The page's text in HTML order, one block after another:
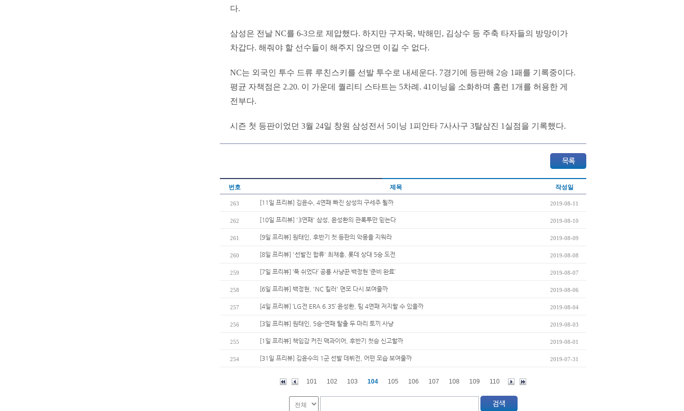
다.
삼성은 전날 NC를 6-3으로 제압했다. 하지만 구자욱, 박해민, 김상수 등 주축 타자들의 방망이가
차갑다. 해줘야 할 선수들이 해주지 않으면 이길 수 없다.
NC는 외국인 투수 드류 루친스키를 선발 투수로 내세운다. 7경기에 등판해 2승 1패를 기록중이다.
평균 자책점은 2.20. 이 가운데 퀄리티 스타트는 5차례. 41이닝을 소화하며 홈런 1개를 허용한 게
전부다.
시즌 첫 등판이었던 3월 24일 창원 삼성전서 5이닝 1피안타 7사사구 3탈삼진 1실점을 기록했다.
번호 제목 작성일
263 [11일 프리뷰] 김윤수, 4연패 빠진 삼성의 구세주 될까 2019-08-11
262 [10일 프리뷰] '3연패' 삼성, 윤성환의 관록투만 믿는다 2019-08-10
261 [9일 프리뷰] 원태인, 후반기 첫 등판의 악몽을 지워라 2019-08-09
260 [8일 프리뷰] '선발진 합류' 최채흥, 롯데 상대 5승 도전 2019-08-08
259 [7일 프리뷰] ‘푹 쉬었다’ 공룡 사냥꾼 백정현 ‘준비 완료’ 2019-08-07
258 [6일 프리뷰] 백정현, 'NC 킬러' 면모 다시 보여줄까 2019-08-06
257 [4일 프리뷰] ‘LG전 ERA 6.35’ 윤성환, 팀 4연패 저지할 수 있을까 2019-08-04
256 [3일 프리뷰] 원태인, 5승-연패 탈출 두 마리 토끼 사냥 2019-08-03
255 [1일 프리뷰] 책임감 커진 맥과이어, 후반기 첫승 신고할까 2019-08-01
254 [31일 프리뷰] 김윤수의 1군 선발 데뷔전, 어떤 모습 보여줄까 2019-07-31
101 102 103 104 105 106 107 108 109 110